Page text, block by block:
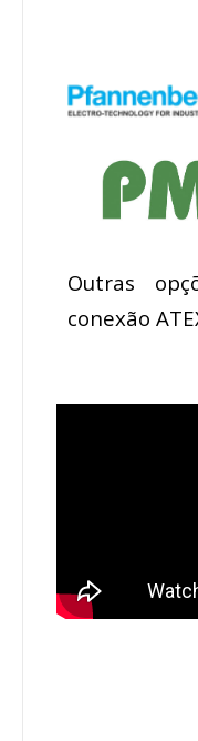
Outras
conexão